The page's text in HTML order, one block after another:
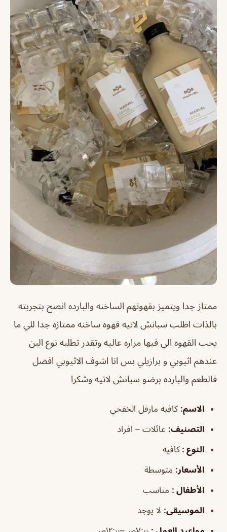
ممتاز جدا ويتميز بقهوتهم الساخنه والبارده انصح بتجربته
بالذات اطلب سبانش لاتيه قهوه ساخنه ممتازه جدا للي ما
يحب القهوه الي فيها مراره عاليه وتقدر تطلبه نوع البن
عندهم اثيوبي و برازيلي بس انا اشوف الاثيوبي افضل
فالطعم والبارده برضو سبانش لاتيه وشكرا
الاسم: كافيه مارفل الخفجي
التصنيف: عائلات – افراد
النوع : كافيه
الأسعار: متوسطة
الأطفال : مناسب
الموسيقى: لا يوجد